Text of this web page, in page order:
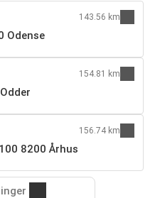
Odense
143.56 km
154.81 km
8200 Århus
156.74 km